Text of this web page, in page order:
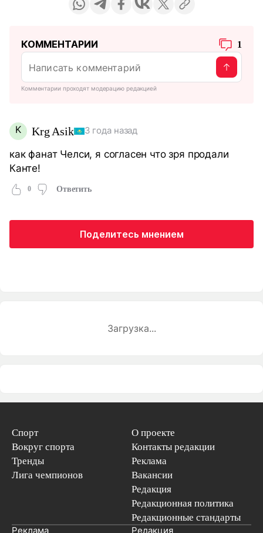
КОММЕНТАРИИ 1
Комментарии проходят модерацию редакцией
K Krg Asik 3 года назад
как фанат Челси, я согласен что зря продали
Канте!
0 Ответить
Поделитесь мнением
Загрузка...
Спорт
Вокруг спорта
Тренды
Лига чемпионов
О проекте
Контакты редакции
Реклама
Вакансии
Редакция
Редакционная политика
Редакционные стандарты
Реклама Редакция